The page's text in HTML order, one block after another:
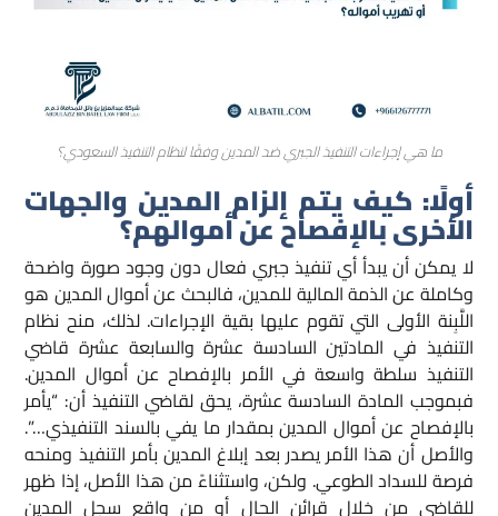
ما هي إجراءات التنفيذ الجبري ضد المدين وفقًا لنظام التنفيذ السعودي؟
أولًا: كيف يتم إلزام المدين والجهات
الأخرى بالإفصاح عن أموالهم؟
لا يمكن أن يبدأ أي تنفيذ جبري فعال دون وجود صورة واضحة
وكاملة عن الذمة المالية للمدين، فالبحث عن أموال المدين هو
اللَّبِنة الأولى التي تقوم عليها بقية الإجراءات. لذلك، منح نظام
التنفيذ في المادتين السادسة عشرة والسابعة عشرة قاضي
التنفيذ سلطة واسعة في الأمر بالإفصاح عن أموال المدين.
فبموجب المادة السادسة عشرة، يحق لقاضي التنفيذ أن: “يأمر
بالإفصاح عن أموال المدين بمقدار ما يفي بالسند التنفيذي…”.
والأصل أن هذا الأمر يصدر بعد إبلاغ المدين بأمر التنفيذ ومنحه
فرصة للسداد الطوعي. ولكن، واستثناءً من هذا الأصل، إذا ظهر
للقاضي من خلال قرائن الحال أو من واقع سجل المدين